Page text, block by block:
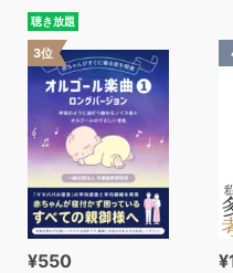
聴き放題
3位
¥550